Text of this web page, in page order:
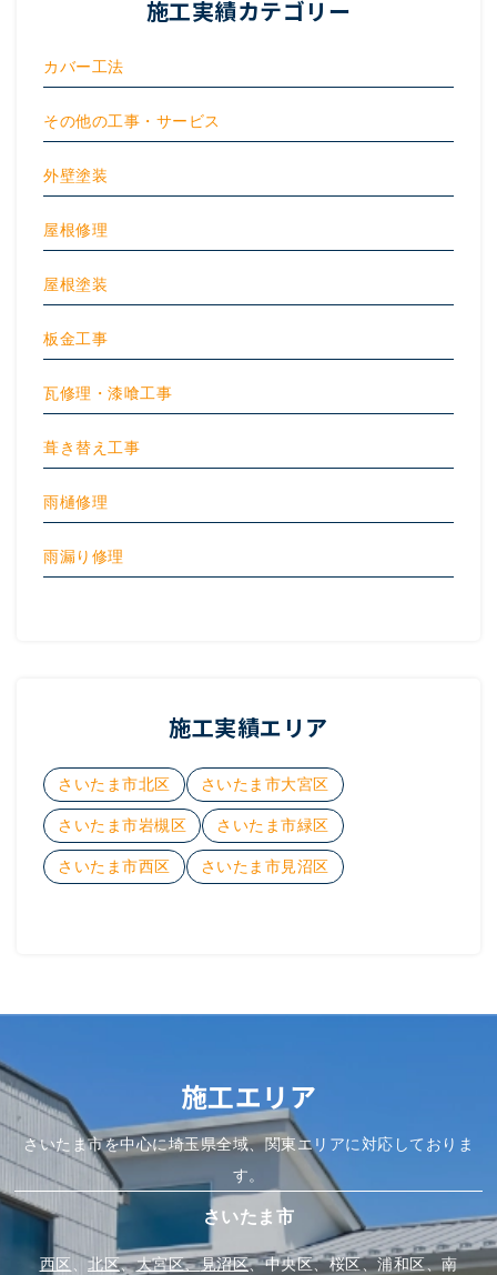
施工実績カテゴリー
カバー工法
その他の工事・サービス
外壁塗装
屋根修理
屋根塗装
板金工事
瓦修理・漆喰工事
葺き替え工事
雨樋修理
雨漏り修理
施工実績エリア
さいたま市北区 さいたま市大宮区
さいたま市岩槻区 さいたま市緑区
さいたま市西区 さいたま市見沼区
施工エリア
さいたま市を中心に埼玉県全域、関東エリアに対応しておりま
す。
さいたま市
西区 、北区、大宮区、見沼区、中央区、桜区、浦和区、南